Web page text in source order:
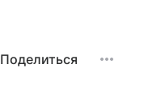
Поделиться